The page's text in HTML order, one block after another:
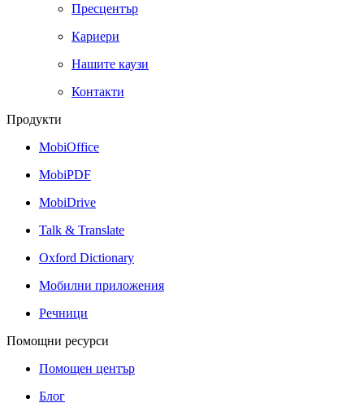
Пресцентър
Кариери
Нашите каузи
Контакти
Продукти
MobiOffice
MobiPDF
MobiDrive
Talk & Translate
Oxford Dictionary
Мобилни приложения
Речници
Помощни ресурси
Помощен център
Блог